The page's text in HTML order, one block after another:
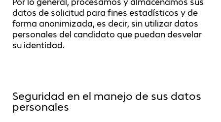
datos de solicitud para fines estadísticos y de
forma anonimizada, es decir, sin utilizar datos
personales del candidato que puedan desvelar
su identidad.
Seguridad en el manejo de sus datos
personales